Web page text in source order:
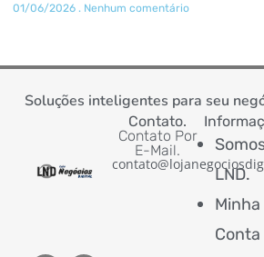
01/06/2026 Nenhum comentário
Soluções inteligentes para seu
Contato.
Contato Por
E-Mail.
LND.
Minha
Conta